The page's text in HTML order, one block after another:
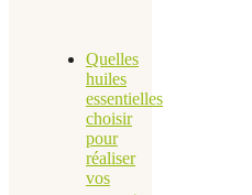
Quelles
huiles
essentielles
choisir
pour
réaliser
vos